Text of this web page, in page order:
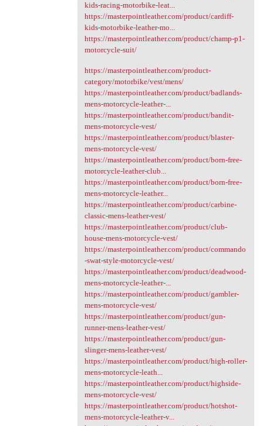
kids-racing-motorbike-leat...
https://masterpointleather.com/product/cardiff-
kids-motorbike-leather-mo...
https://masterpointleather.com/product/champ-p1-
motorcycle-suit/
https://masterpointleather.com/product-
category/motorbike/vest/mens/
https://masterpointleather.com/product/badlands-
mens-motorcycle-leather-...
https://masterpointleather.com/product/bandit-
mens-motorcycle-vest/
https://masterpointleather.com/product/blaster-
mens-motorcycle-vest/
https://masterpointleather.com/product/born-free-
motorcycle-leather-club...
https://masterpointleather.com/product/born-free-
mens-motorcycle-leather...
https://masterpointleather.com/product/carbine-
classic-mens-leather-vest/
https://masterpointleather.com/product/club-
house-mens-motorcycle-vest/
https://masterpointleather.com/product/commando
-swat-style-motorcycle-vest/
https://masterpointleather.com/product/deadwood-
mens-motorcycle-leather-...
https://masterpointleather.com/product/gambler-
mens-motorcycle-vest/
https://masterpointleather.com/product/gun-
runner-mens-leather-vest/
https://masterpointleather.com/product/gun-
slinger-mens-leather-vest/
https://masterpointleather.com/product/high-roller-
mens-motorcycle-leath...
https://masterpointleather.com/product/highside-
mens-motorcycle-vest/
https://masterpointleather.com/product/hotshot-
mens-motorcycle-leather-v...